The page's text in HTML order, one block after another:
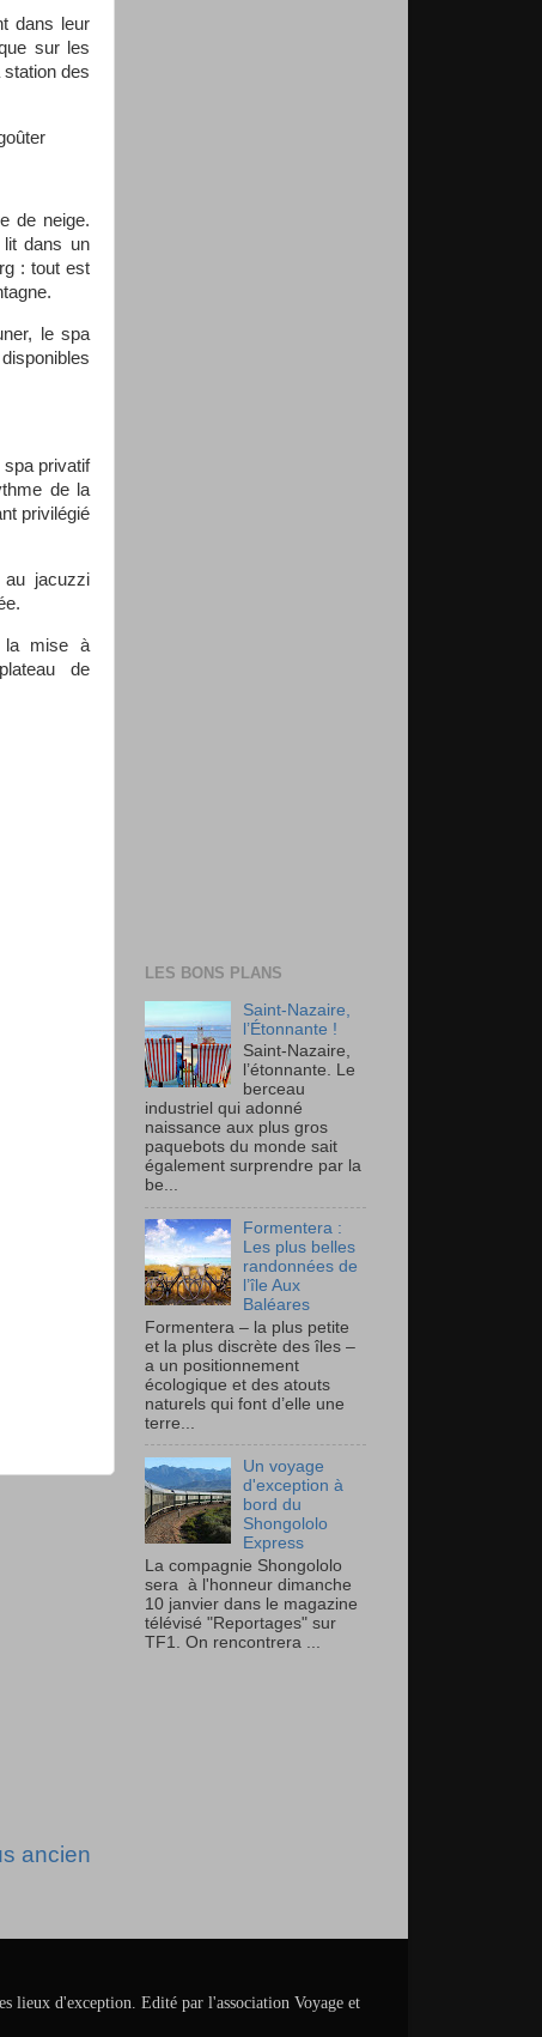
dans leur
sur les
station des
de neige.
dans un
: tout est
le spa
spa privatif
de la
privilégié
jacuzzi
la mise à
de
ancien
LES BONS PLANS
Saint-Nazaire,
l’Étonnante !
Saint-Nazaire,
l’étonnante. Le
berceau
industriel qui adonné
naissance aux plus gros
paquebots du monde sait
également surprendre par la
be...
Formentera :
Les plus belles
randonnées de
l’île Aux
Baléares
Formentera – la plus petite
et la plus discrète des îles –
a un positionnement
écologique et des atouts
naturels qui font d’elle une
terre...
Un voyage
d'exception à
bord du
Shongololo
Express
La compagnie Shongololo
sera à l'honneur dimanche
10 janvier dans le magazine
télévisé "Reportages" sur
TF1. On rencontrera ...
lieux d'exception. Edité par l'association Voyage et